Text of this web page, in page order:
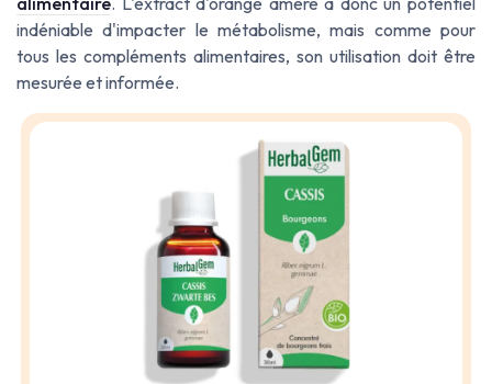
indéniable d'impacter le métabolisme, mais comme pour
tous les compléments alimentaires, son utilisation doit être
mesurée et informée.